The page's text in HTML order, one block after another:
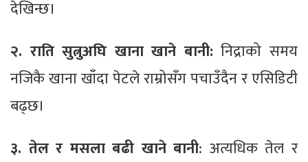
देखिन्छ।
२. राति सुत्नुअघि खाना खाने बानी: निद्राको समय
नजिकै खाना खाँदा पेटले राम्रोसँग पचाउँदैन र एसिडिटी
बढ्छ।
३. तेल र मसला बढी खाने बानी: अत्यधिक तेल र